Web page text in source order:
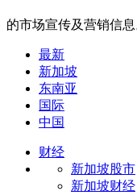
的市场宣传及营销信息
最新
新加坡
东南亚
国际
中国
财经
新加坡股市
新加坡财经